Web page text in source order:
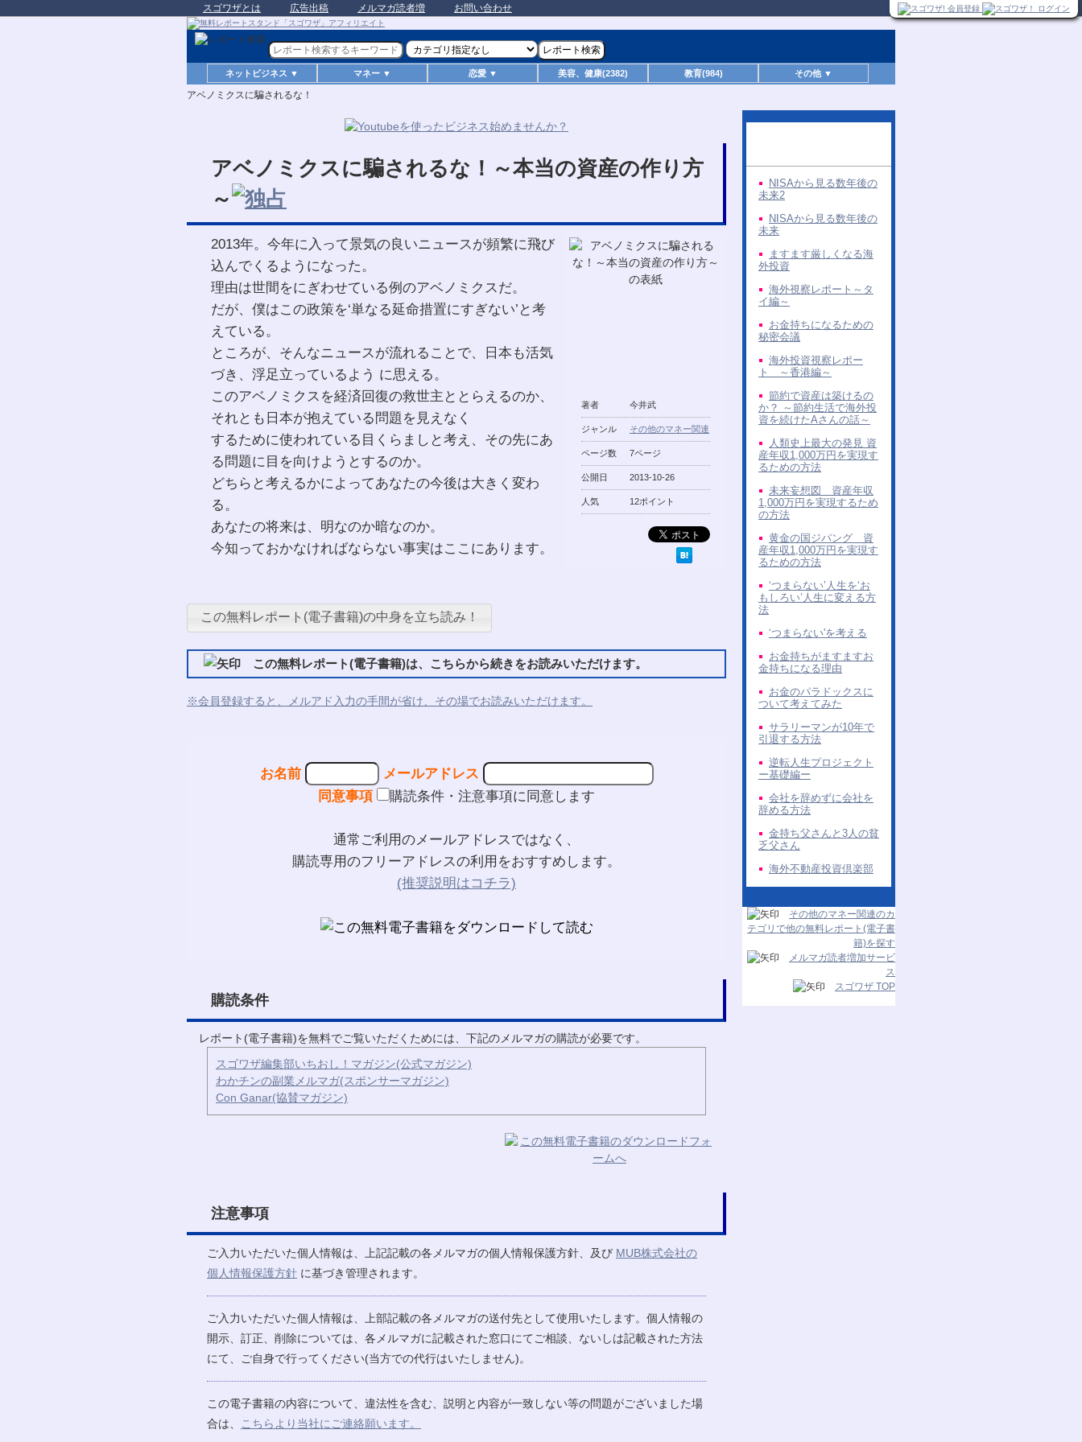
スゴワザとは 広告出稿 メルマガ読者増 お問い合わせ
ネットビジネス ▼ マネー ▼ 恋愛 ▼ 美容、健康(2382) 教育(984) その他 ▼
アベノミクスに騙されるな！
アベノミクスに騙されるな！～本当の資産の作り方
～
著者 今井武
ジャンル その他のマネー関連
ページ数 7ページ
公開日 2013-10-26
人気 12ポイント
2013年。今年に入って景気の良いニュースが頻繁に飛び
込んでくるようになった。
理由は世間をにぎわせている例のアベノミクスだ。
だが、僕はこの政策を‘単なる延命措置にすぎない’と考
えている。
ところが、そんなニュースが流れることで、日本も活気
づき、浮足立っているよう に思える。
このアベノミクスを経済回復の救世主ととらえるのか、
それとも日本が抱えている問題を見えなく
するために使われている目くらましと考え、その先にあ
る問題に目を向けようとするのか。
どちらと考えるかによってあなたの今後は大きく変わ
る。
あなたの将来は、明なのか暗なのか。
今知っておかなければならない事実はここにあります。
この無料レポート(電子書籍)の中身を立ち読み！
この無料レポート(電子書籍)は、こちらから続きをお読みいただけます。
※会員登録すると、メルアド入力の手間が省け、その場でお読みいただけます。
お名前
メールアドレス
同意事項
購読条件・注意事項に同意します
通常ご利用のメールアドレスではなく、
購読専用のフリーアドレスの利用をおすすめします。
(推奨説明はコチラ)
購読条件
レポート(電子書籍)を無料でご覧いただくためには、下記のメルマガの購読が必要です。
スゴワザ編集部いちおし！マガジン(公式マガジン)
わかチンの副業メルマガ(スポンサーマガジン)
Con Ganar(協賛マガジン)
注意事項
ご入力いただいた個人情報は、上記記載の各メルマガの個人情報保護方針、及び MUB株式会社の
個人情報保護方針 に基づき管理されます。
ご入力いただいた個人情報は、上部記載の各メルマガの送付先として使用いたします。個人情報の
開示、訂正、削除については、各メルマガに記載された窓口にてご相談、ないしは記載された方法
にて、ご自身で行ってください(当方での代行はいたしません)。
この電子書籍の内容について、違法性を含む、説明と内容が一致しない等の問題がございました場
合は、
こちらより当社にご連絡願います。
NISAから見る数年後の
未来2
NISAから見る数年後の
未来
ますます厳しくなる海
外投資
海外視察レポート～タ
イ編～
お金持ちになるための
秘密会議
海外投資視察レポー
ト ～香港編～
節約で資産は築けるの
か？ ～節約生活で海外投
資を続けたAさんの話～
人類史上最大の発見 資
産年収1,000万円を実現す
るための方法
未来妄想図 資産年収
1,000万円を実現するため
の方法
黄金の国ジパング 資
産年収1,000万円を実現す
るための方法
‘つまらない’人生を‘お
もしろい’人生に変える方
法
‘つまらない'を考える
お金持ちがますますお
金持ちになる理由
お金のパラドックスに
ついて考えてみた
サラリーマンが10年で
引退する方法
逆転人生プロジェクト
ー基礎編ー
会社を辞めずに会社を
辞める方法
金持ち父さんと3人の貧
乏父さん
海外不動産投資倶楽部
その他のマネー関連のカ
テゴリで他の無料レポート(電子書
籍)を探す
メルマガ読者増加サービ
ス
スゴワザ TOP